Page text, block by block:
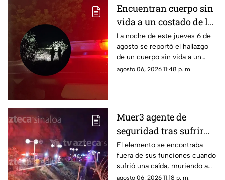
Encuentran cuerpo sin
vida a un costado de la
carretera Culiacán-
Eldorado, en Costa Rica
La noche de este jueves 6 de
agosto se reportó el hallazgo
de un cuerpo sin vida a un
costado de la carretera: estaba
agosto 06, 2026 11:48 p. m.
Muer3 agente de
seguridad tras sufrir
caíd4 desde el Paseo
del Centenario, en
Mazatlán
El elemento se encontraba
fuera de sus funciones cuando
sufrió una caída, muriendo a
causa de múltiples golpes
agosto 06, 2026 11:18 p. m.